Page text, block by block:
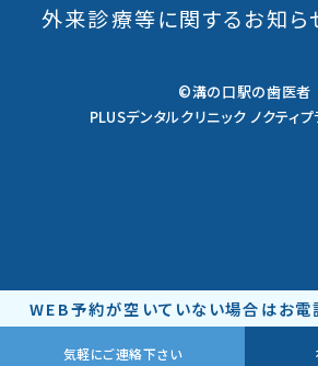
外来診療等に関するお知ら
©溝の口駅の歯医者
PLUSデンタルクリニック ノクティ
WEB予約が空いていない場合はお電
気軽にご連絡下さい